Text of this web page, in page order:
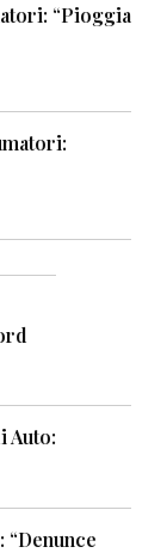
“Pioggia
Auto: